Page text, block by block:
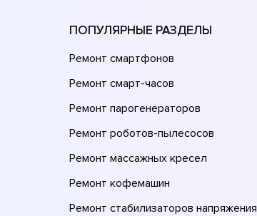
ПОПУЛЯРНЫЕ РАЗДЕЛЫ
Ремонт смартфонов
Ремонт смарт-часов
Ремонт парогенераторов
Ремонт роботов-пылесосов
Ремонт массажных кресел
Ремонт кофемашин
Ремонт стабилизаторов напряжения